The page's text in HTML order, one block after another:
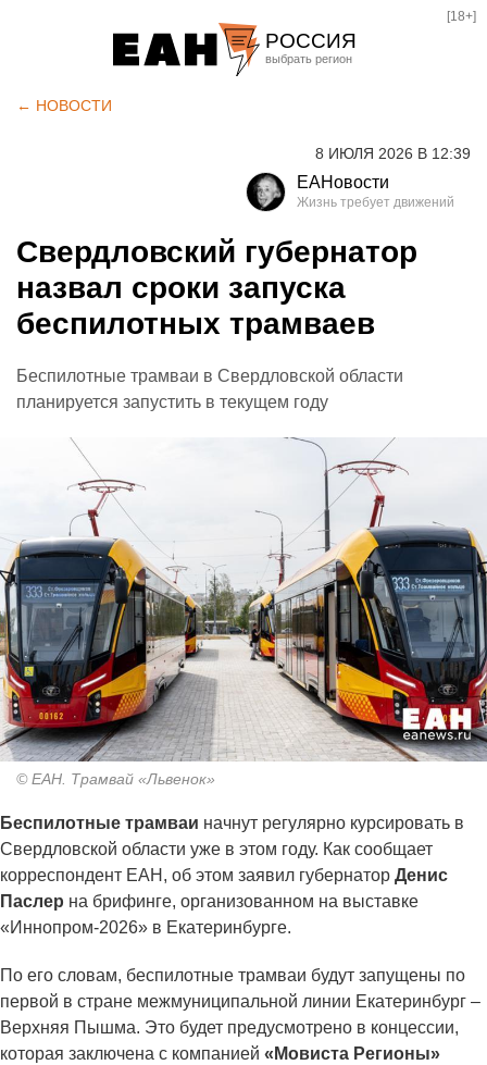
РОССИЯ
Курган
Оренбург
[18+]
← НОВОСТИ
8 ИЮЛЯ 2026 В 12:39
ЕАНовости
Свердловский губернатор
назвал сроки запуска
беспилотных трамваев
Беспилотные трамваи в Свердловской области
планируется запустить в текущем году
© ЕАН. Трамвай «Львенок»
Беспилотные трамваи начнут регулярно курсировать в
Свердловской области уже в этом году. Как сообщает
корреспондент ЕАН, об этом заявил губернатор Денис
Паслер на брифинге, организованном на выставке
«Иннопром-2026» в Екатеринбурге.
По его словам, беспилотные трамваи будут запущены по
первой в стране межмуниципальной линии Екатеринбург –
Верхняя Пышма. Это будет предусмотрено в концессии,
которая заключена с компанией «Мовиста Регионы»